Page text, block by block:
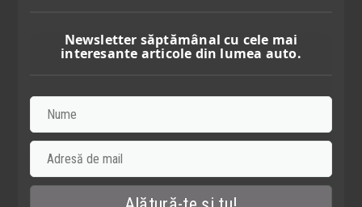
Newsletter săptămânal cu cele mai
interesante articole din lumea auto.